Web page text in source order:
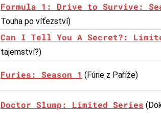
Formula 1: Drive to Survive:
Touha po víťezství)
Can I Tell You A Secret?:
tajemství?)
Furies: Season 1 (Fúrie z Paříže)
Doctor Slump: Limited Series